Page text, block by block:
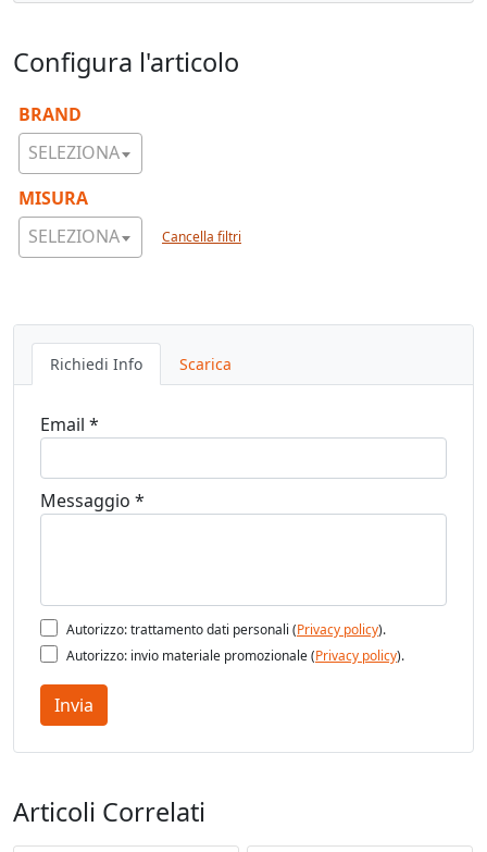
Configura l'articolo
SELEZIONA
BRAND
SELEZIONA
MISURA
Cancella filtri
Richiedi Info Scarica
Email *
Messaggio *
Autorizzo: trattamento dati personali (Privacy policy).
Autorizzo: invio materiale promozionale (Privacy policy).
Invia
Articoli Correlati